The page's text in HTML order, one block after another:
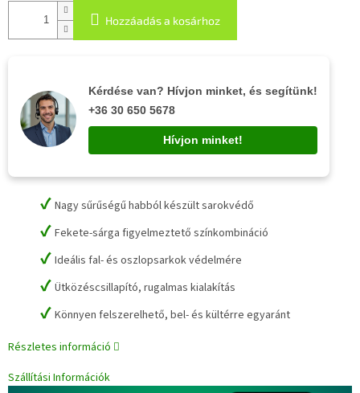
Hozzáadás a kosárhoz
Kérdése van? Hívjon minket, és segítünk!
+36 30 650 5678
Hívjon minket!
✔ Nagy sűrűségű habból készült sarokvédő
✔ Fekete-sárga figyelmeztető színkombináció
✔ Ideális fal- és oszlopsarkok védelmére
✔ Ütközéscsillapító, rugalmas kialakítás
✔ Könnyen felszerelhető, bel- és kültérre egyaránt
Részletes információ
Szállítási Információk